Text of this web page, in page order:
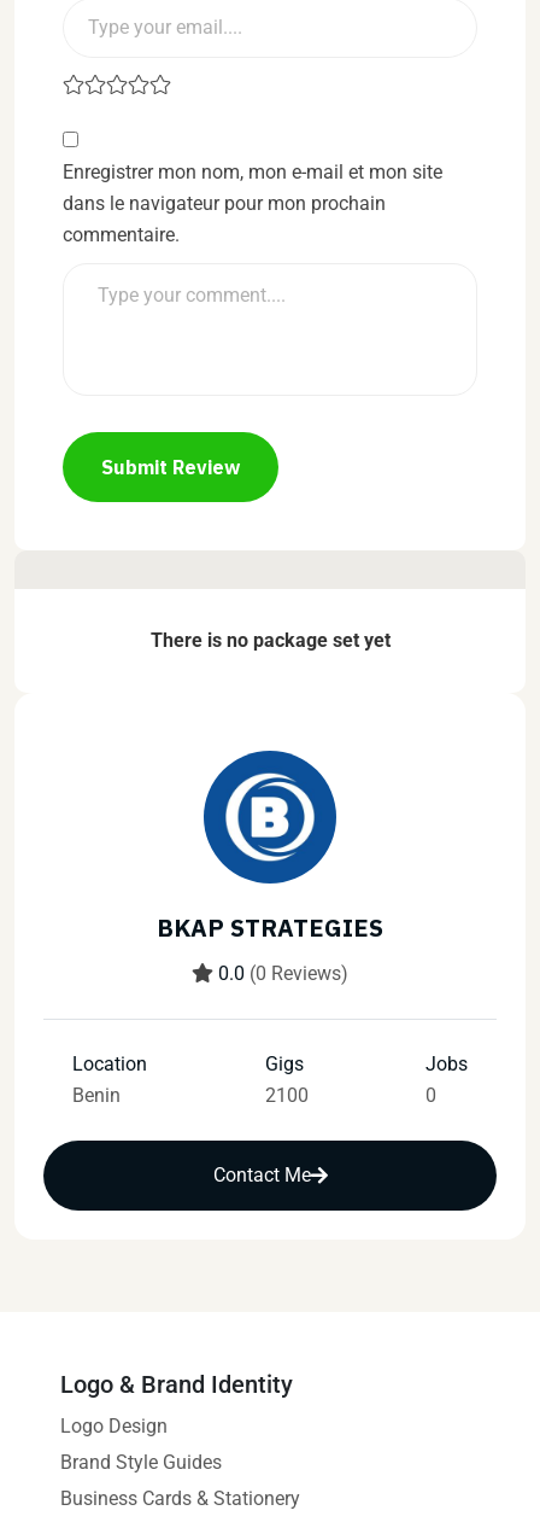
Enregistrer mon nom, mon e-mail et mon site
dans le navigateur pour mon prochain
commentaire.
Submit Review
There is no package set yet
BKAP STRATEGIES
0.0 (0 Reviews)
Location
Benin
Gigs
2100
Jobs
0
Contact Me
Logo & Brand Identity
Logo Design
Brand Style Guides
Business Cards & Stationery